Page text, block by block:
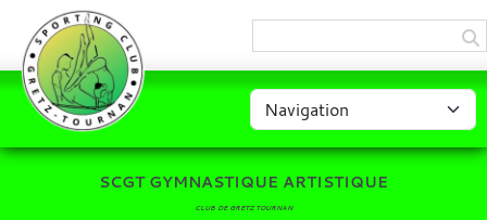
SCGT GYMNASTIQUE ARTISTIQUE
CLUB DE GRETZ TOURNAN
Panneau de gestion des cookies